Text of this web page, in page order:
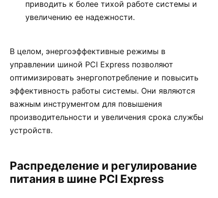
приводить к более тихой работе системы и
увеличению ее надежности.
В целом, энергоэффективные режимы в
управлении шиной PCI Express позволяют
оптимизировать энергопотребление и повысить
эффективность работы системы. Они являются
важным инструментом для повышения
производительности и увеличения срока службы
устройств.
Распределение и регулирование
питания в шине PCI Express